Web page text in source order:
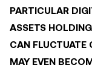
PARTICULAR
ASSETS
CAN FLUCTUATE
MAY EVEN